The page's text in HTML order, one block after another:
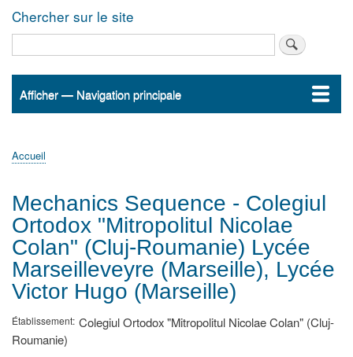
Chercher sur le site
Navigation
Afficher — Navigation principale
Accueil
ActualitésMATh.en.JEANS ?
Régions et Ateliers
Créer, gérer un atelier
Sujets/Publications
Congrès
d'Ariane
Accueil
Mechanics Sequence - Colegiul
Ortodox "Mitropolitul Nicolae
Colan" (Cluj-Roumanie) Lycée
Marseilleveyre (Marseille), Lycée
Victor Hugo (Marseille)
Établissement Colegiul Ortodox "Mitropolitul Nicolae Colan" (Cluj-
Roumanie)